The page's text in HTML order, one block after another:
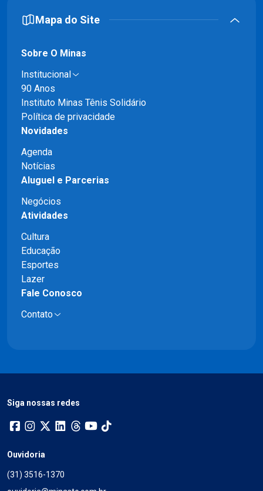
Mapa do Site
Sobre O Minas
Institucional
90 Anos
Instituto Minas Tênis Solidário
Política de privacidade
Novidades
Agenda
Notícias
Aluguel e Parcerias
Negócios
Atividades
Cultura
Educação
Esportes
Lazer
Fale Conosco
Contato
Siga nossas redes
Ouvidoria
(31) 3516-1370